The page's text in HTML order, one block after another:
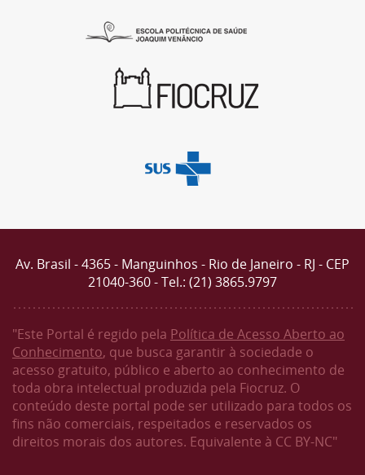
Av. Brasil - 4365 - Manguinhos - Rio de Janeiro - RJ - CEP
21040-360 - Tel.: (21) 3865.9797
"Este Portal é regido pela Política de Acesso Aberto ao
Conhecimento, que busca garantir à sociedade o
acesso gratuito, público e aberto ao conhecimento de
toda obra intelectual produzida pela Fiocruz. O
conteúdo deste portal pode ser utilizado para todos os
fins não comerciais, respeitados e reservados os
direitos morais dos autores. Equivalente à CC BY-NC"